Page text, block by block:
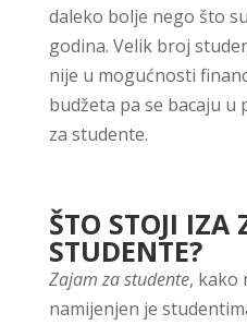
daleko bolje nego što
godina. Velik broj
nije u mogućnosti
budžeta pa se bacaju u
za studente.
ŠTO STOJI IZA
STUDENTE?
Zajam za studente, kako
namijenjen je